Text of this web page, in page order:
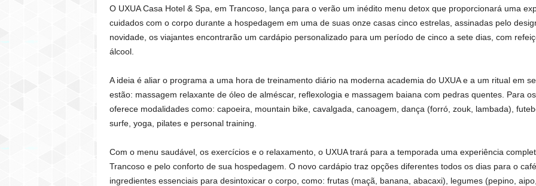
O UXUA Casa Hotel & Spa, em Trancoso, lança para o verão um inédito menu detox que proporcionará uma
cuidados com o corpo durante a hospedagem em uma de suas onze casas cinco estrelas, assinadas pelo
novidade, os viajantes encontrarão um cardápio personalizado para um período de cinco a sete dias, com
álcool.
A ideia é aliar o programa a uma hora de treinamento diário na moderna academia do UXUA e a um ritual em
estão: massagem relaxante de óleo de alméscar, reflexologia e massagem baiana com pedras quentes. Para
oferece modalidades como: capoeira, mountain bike, cavalgada, canoagem, dança (forró, zouk, lambada),
surfe, yoga, pilates e personal training.
Com o menu saudável, os exercícios e o relaxamento, o UXUA trará para a temporada uma experiência
Trancoso e pelo conforto de sua hospedagem. O novo cardápio traz opções diferentes todos os dias para o
ingredientes essenciais para desintoxicar o corpo, como: frutas (maçã, banana, abacaxi), legumes (pepino,